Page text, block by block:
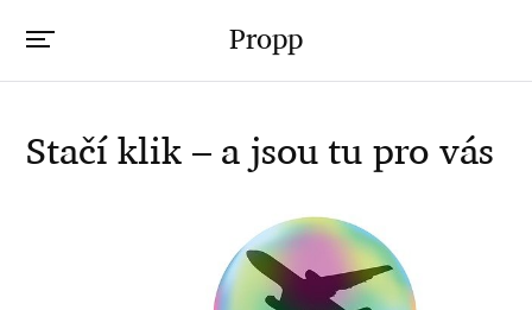
Propp
Stačí klik – a jsou tu pro vás